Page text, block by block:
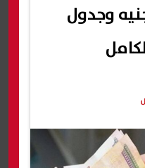
إلى 8000 جنيه وجدول